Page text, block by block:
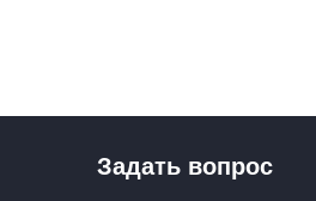
Задать вопрос